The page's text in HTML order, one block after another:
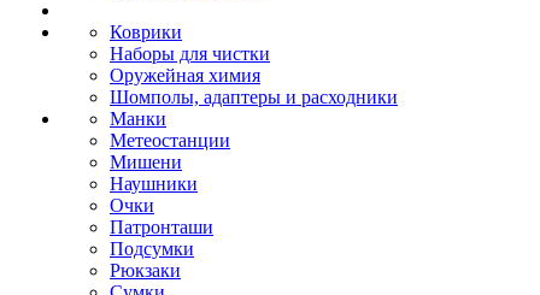
Коврики
Наборы для чистки
Оружейная химия
Шомполы, адаптеры и расходники
Манки
Метеостанции
Мишени
Наушники
Очки
Патронташи
Подсумки
Рюкзаки